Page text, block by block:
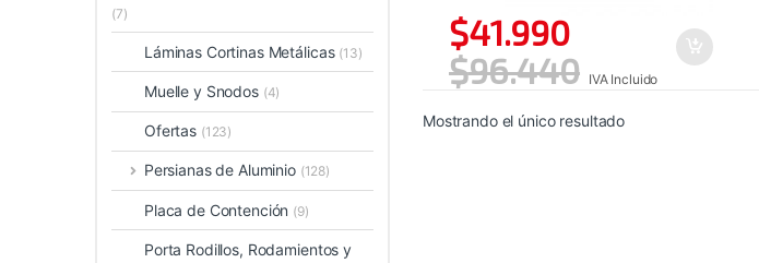
$41.990
$96.440 IVA Incluido
Mostrando el único resultado
(7)
Láminas Cortinas Metálicas (13)
Muelle y Snodos (4)
Ofertas (123)
Persianas de Aluminio (128)
Placa de Contención (9)
Porta Rodillos, Rodamientos y